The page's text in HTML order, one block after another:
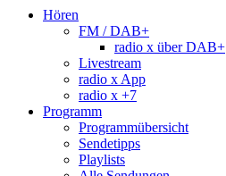
Hören
FM / DAB+
radio x über DAB+
Livestream
radio x App
radio x +7
Programm
Programmübersicht
Sendetipps
Playlists